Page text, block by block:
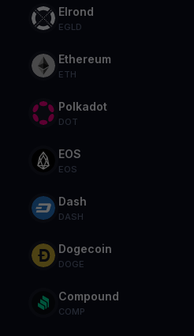
Elrond
EGLD
Ethereum
ETH
Polkadot
DOT
EOS
EOS
Dash
DASH
Dogecoin
DOGE
Compound
COMP